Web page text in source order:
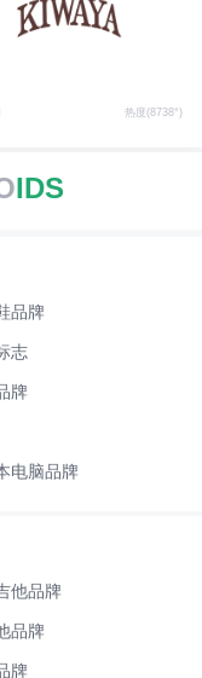
热度(8738°)
IDS
品牌
志
牌
电脑品牌
他品牌
品牌
牌